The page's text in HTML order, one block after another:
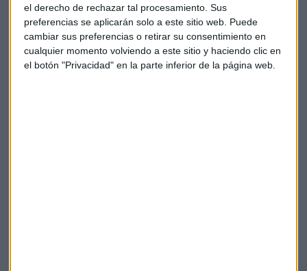
el derecho de rechazar tal procesamiento. Sus
preferencias se aplicarán solo a este sitio web. Puede
cambiar sus preferencias o retirar su consentimiento en
cualquier momento volviendo a este sitio y haciendo clic en
el botón "Privacidad" en la parte inferior de la página web.
¿Por qué ya no es "atractivo" ser
informático?
El declive en las matriculaciones no es casualidad.